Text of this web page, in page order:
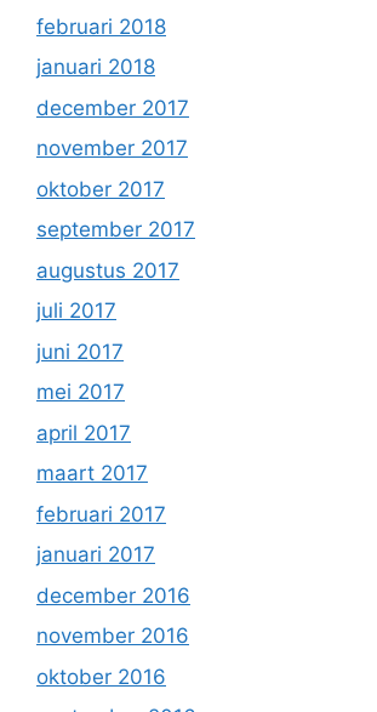
februari 2018
januari 2018
december 2017
november 2017
oktober 2017
september 2017
augustus 2017
juli 2017
juni 2017
mei 2017
april 2017
maart 2017
februari 2017
januari 2017
december 2016
november 2016
oktober 2016